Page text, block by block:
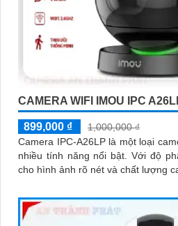
CAMERA WIFI IMOU IPC
899,000 ₫
1,000,000 ₫
Camera IPC-A26LP là một loại
nhiều tính năng nổi bật. Với độ phân giải 2MP, camera này
cho hình ảnh rõ nét và chất lượng